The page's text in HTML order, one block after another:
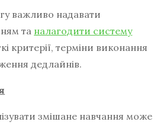
важливо надавати
та налагодити систему
критерії, терміни виконання
дедлайнів.
змішане навчання може